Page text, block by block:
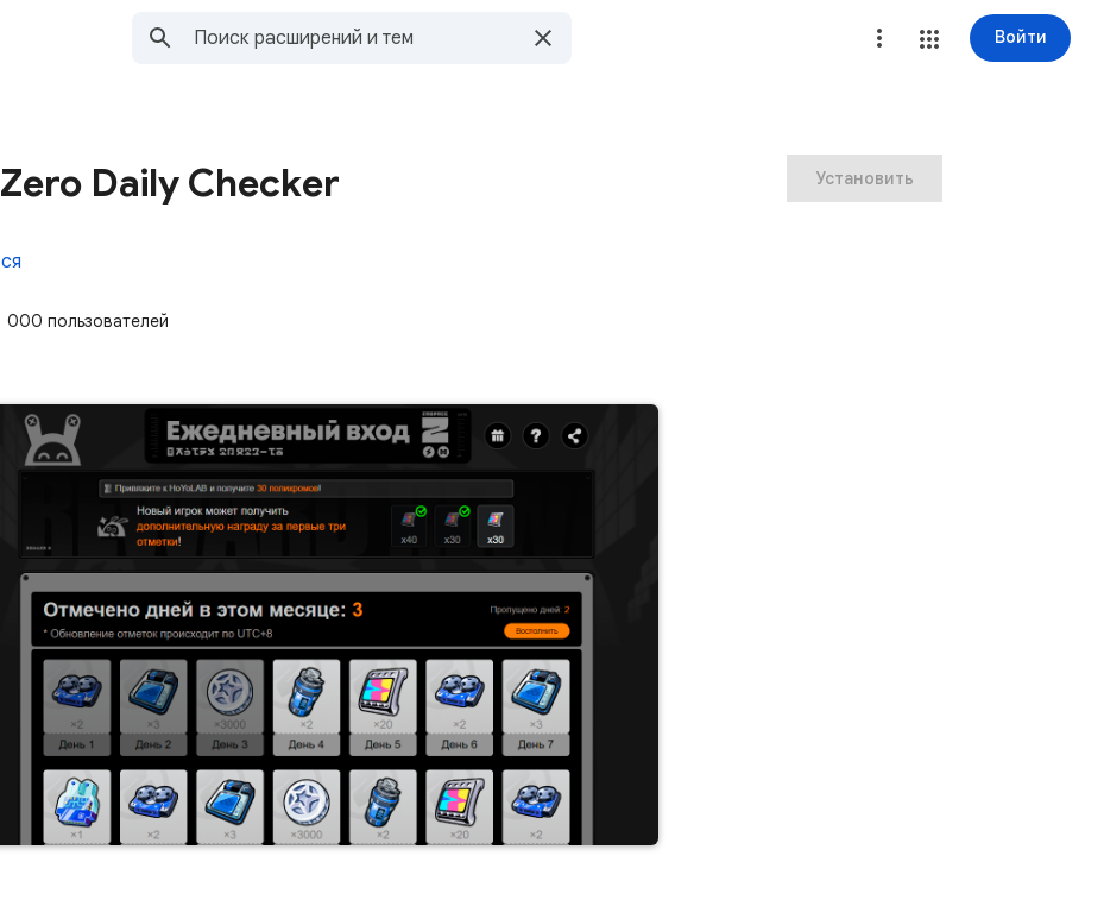
Войти
Daily Checker
000 пользователей
Установить